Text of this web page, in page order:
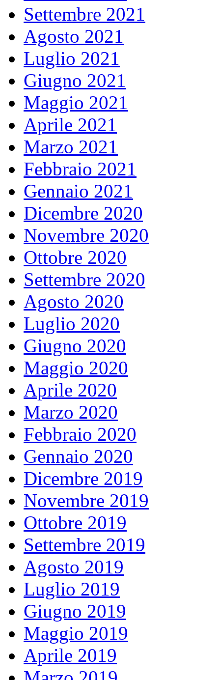
Settembre 2021
Agosto 2021
Luglio 2021
Giugno 2021
Maggio 2021
Aprile 2021
Marzo 2021
Febbraio 2021
Gennaio 2021
Dicembre 2020
Novembre 2020
Ottobre 2020
Settembre 2020
Agosto 2020
Luglio 2020
Giugno 2020
Maggio 2020
Aprile 2020
Marzo 2020
Febbraio 2020
Gennaio 2020
Dicembre 2019
Novembre 2019
Ottobre 2019
Settembre 2019
Agosto 2019
Luglio 2019
Giugno 2019
Maggio 2019
Aprile 2019